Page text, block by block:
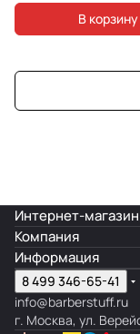
В корзину
Интернет-магазин
Компания
Информация
8 499 346-65-41
info@barberstuff.ru
г. Москва, ул.